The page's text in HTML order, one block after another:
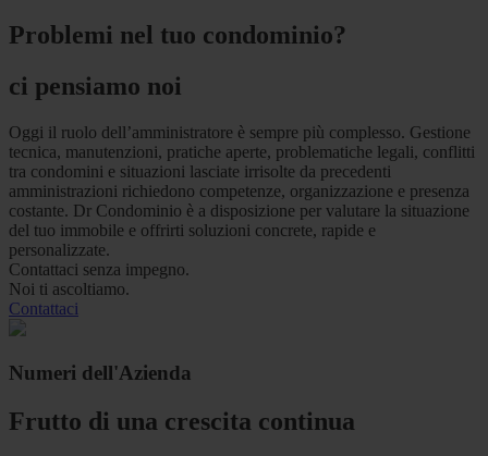
Problemi nel tuo condominio?
ci pensiamo noi
Oggi il ruolo dell’amministratore è sempre più complesso. Gestione
tecnica, manutenzioni, pratiche aperte, problematiche legali, conflitti
tra condomini e situazioni lasciate irrisolte da precedenti
amministrazioni richiedono competenze, organizzazione e presenza
costante. Dr Condominio è a disposizione per valutare la situazione
del tuo immobile e offrirti soluzioni concrete, rapide e
personalizzate.
Contattaci senza impegno.
Noi ti ascoltiamo.
Contattaci
Numeri dell'Azienda
Frutto di una crescita continua